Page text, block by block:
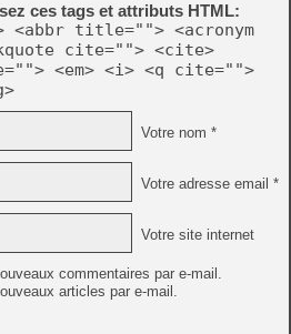
ces tags et attributs HTML:
title=""> <acronym
cite=""> <cite>
<em> <i> <q cite="">
Votre nom *
Votre adresse email *
Votre site internet
commentaires par e-mail.
articles par e-mail.